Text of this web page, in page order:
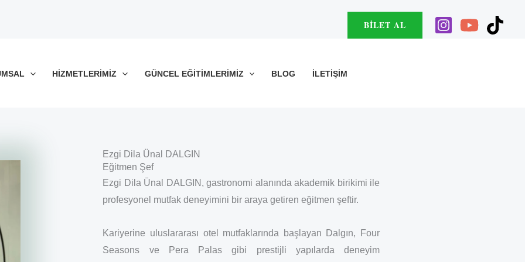
BILET AL
HIZMETLERIMIZ GÜNCEL EĞITIMLERIMIZ BLOG İLETIŞIM
Ezgi Dila Ünal DALGIN
Eğitmen Şef
Ezgi Dila Ünal DALGIN, gastronomi alanında akademik birikimi ile
profesyonel mutfak deneyimini bir araya getiren eğitmen şeftir.
Kariyerine uluslararası otel mutfaklarında başlayan Dalgın, Four
Seasons ve Pera Palas gibi prestijli yapılarda deneyim